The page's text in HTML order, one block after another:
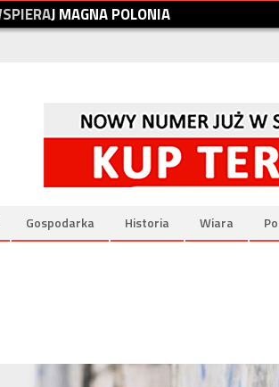
SPIERAJMAGNAPOLONIA
Gospodarka Historia Wiara